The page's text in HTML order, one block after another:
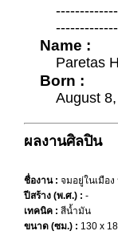
Name :
Paretas
Born :
August
ผลงานศิลปิน
ชื่องาน : จมอยู่ในเมือ
ปีสร้าง (พ.ศ.) : -
เทคนิค : สีน้ำมัน
ขนาด (ซม.) : 130 x